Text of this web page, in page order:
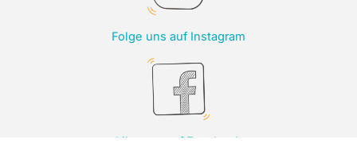
Folge uns auf Instagram
Like uns auf Facebook